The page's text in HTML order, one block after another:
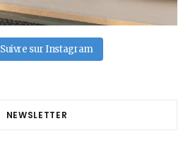
Suivre sur Instagram
NEWSLETTER